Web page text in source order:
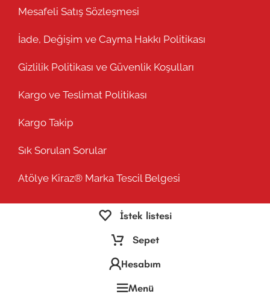
Mesafeli Satış Sözleşmesi
İade, Değişim ve Cayma Hakkı Politikası
Gizlilik Politikası ve Güvenlik Koşulları
Kargo ve Teslimat Politikası
Kargo Takip
Sık Sorulan Sorular
Atölye Kiraz® Marka Tescil Belgesi
İstek listesi
Sepet
Hesabım
Menü